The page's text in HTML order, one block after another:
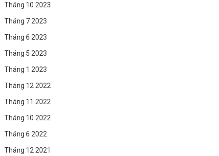
Tháng 10 2023
Tháng 7 2023
Tháng 6 2023
Tháng 5 2023
Tháng 1 2023
Tháng 12 2022
Tháng 11 2022
Tháng 10 2022
Tháng 6 2022
Tháng 12 2021